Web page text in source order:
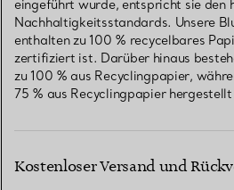
eingeführt wurde, entspricht sie den
Nachhaltigkeitsstandards. Unsere
enthalten zu 100 % recycelbares
zertifiziert ist. Darüber hinaus
zu 100 % aus Recyclingpapier,
75 % aus Recyclingpapier
Kostenloser Versand und